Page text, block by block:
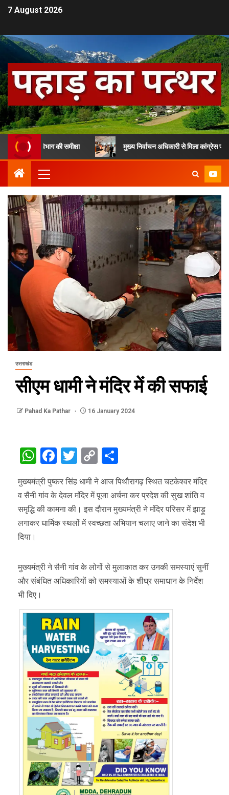
7 August 2026
विभाग की समीक्षा मुख्य निर्वाचन अधिकारी से मिला कांग्रेस
उत्तराखंड
सीएम धामी ने मंदिर में की सफाई
Pahad Ka Pathar 16 January 2024
WhatsApp
Facebook
Twitter
Copy
Link
मुख्यमंत्री पुष्कर सिंह धामी ने आज पिथौरागढ़ स्थित चटकेश्वर मंदिर
व सैनी गांव के देवल मंदिर में पूजा अर्चना कर प्रदेश की सुख शांति व
समृद्धि की कामना की। इस दौरान मुख्यमंत्री ने मंदिर परिसर में झाड़ू
लगाकर धार्मिक स्थलों में स्वच्छता अभियान चलाए जाने का संदेश भी
दिया।
मुख्यमंत्री ने सैनी गांव के लोगों से मुलाकात कर उनकी समस्याएं सुनीं
और संबंधित अधिकारियों को समस्याओं के शीघ्र समाधान के निर्देश
भी दिए।